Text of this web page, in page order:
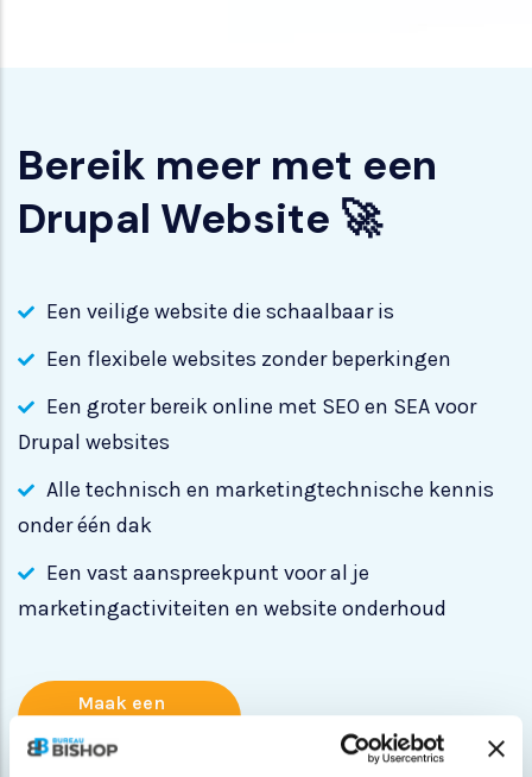
Bereik meer met een
Drupal Website 🚀
Een veilige website die schaalbaar is
Een flexibele websites zonder beperkingen
Een groter bereik online met SEO en SEA voor
Drupal websites
Alle technisch en marketingtechnische kennis
onder één dak
Een vast aanspreekpunt voor al je
marketingactiviteiten en website onderhoud
Maak een